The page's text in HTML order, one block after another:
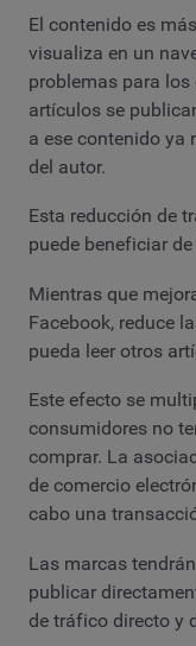
El contenido es
visualiza en un
problemas para
artículos se
a ese contenido ya
del autor.
Esta reducción de
puede beneficiar
Mientras que
Facebook, reduce
pueda leer otros
Este efecto se
consumidores no
comprar. La
de comercio
cabo una
Las marcas
publicar
de tráfico directo y